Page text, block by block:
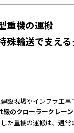
重機の運搬
殊輸送で支え
設現場やインフラ工事
のクローラークレーン
た重機の運搬は、通常